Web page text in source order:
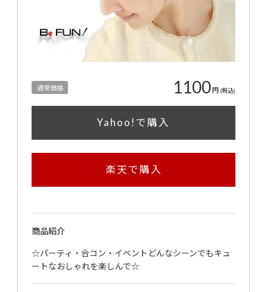
通常価格 1100円 (税込)
Yahoo!で購入
楽天で購入
商品紹介
☆パーティ・合コン・イベントどんなシーンでもキュ
ートなおしゃれを楽しんで☆